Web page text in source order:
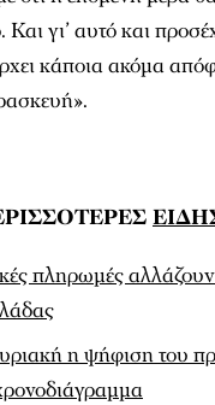
Και γι’ αυτό και
κάποια ακόμα
πληρωμές αλλάζουν
η ψήφιση του